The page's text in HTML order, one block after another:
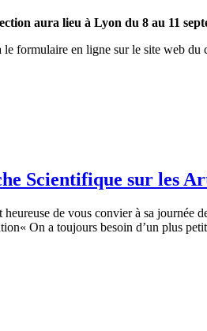
aura lieu à Lyon du 8 au 11
formulaire en ligne sur le site web du
Scientifique sur les
heureuse de vous convier à sa journée
On a toujours besoin d’un plus